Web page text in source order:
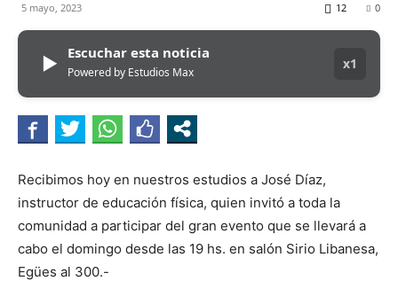
5 mayo, 2023 0
12
▶ Escuchar esta noticia
Powered by Estudios Max
x1
Recibimos hoy en nuestros estudios a José Díaz,
instructor de educación física, quien invitó a toda la
comunidad a participar del gran evento que se llevará a
cabo el domingo desde las 19 hs. en salón Sirio Libanesa,
Egües al 300.-